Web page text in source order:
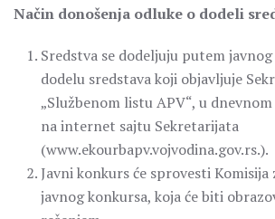
Način donošenja odluke o dodeli
Sredstva se dodeljuju putem
dodelu sredstava koji objavljuje
„Službenom listu APV“, u
na internet sajtu Sekretarijata
(www.ekourbapv.vojvodina.gov.rs.).
Javni konkurs će sprovesti Komisija
javnog konkursa, koja će biti